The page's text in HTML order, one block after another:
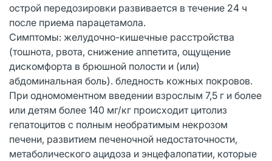
острой передозировки развивается в течение 24 ч
после приема парацетамола.
Симптомы: желудочно-кишечные расстройства
(тошнота, рвота, снижение аппетита, ощущение
дискомфорта в брюшной полости и (или)
абдоминальная боль). бледность кожных покровов.
При одномоментном введении взрослым 7,5 г и более
или детям более 140 мг/кг происходит цитолиз
гепатоцитов с полным необратимым некрозом
печени, развитием печеночной недостаточности,
метаболического ацидоза и энцефалопатии, которые